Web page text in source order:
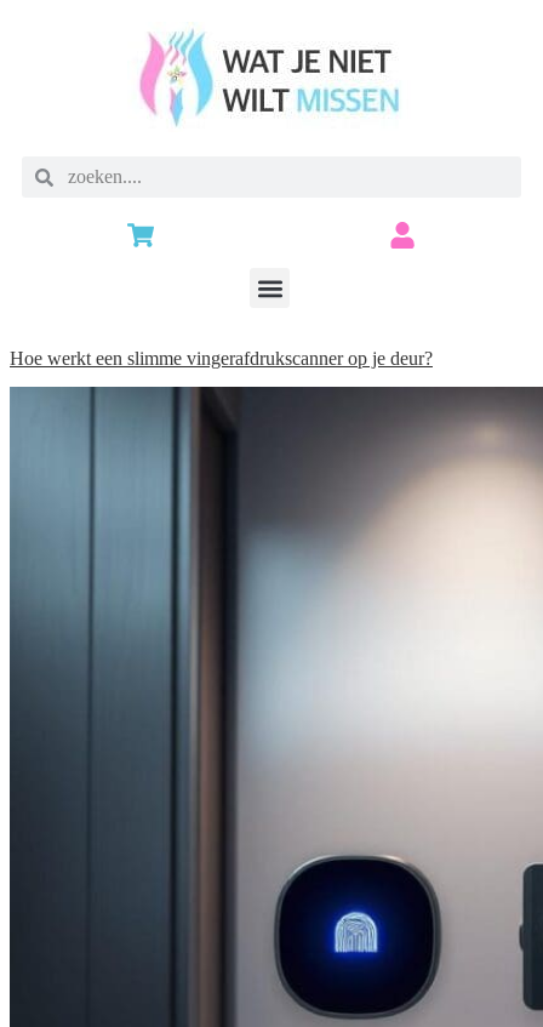
Hoe werkt een slimme vingerafdrukscanner op je deur?